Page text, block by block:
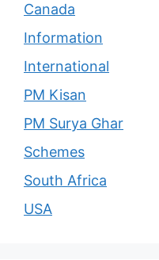
Canada
Information
International
PM Kisan
PM Surya Ghar
Schemes
South Africa
USA